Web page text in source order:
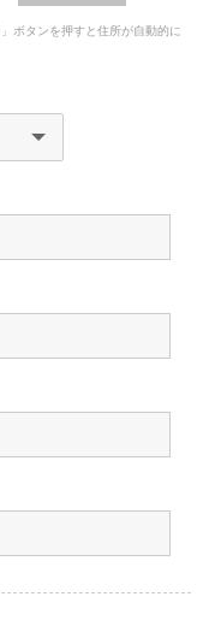
ボタンを押すと住所が自動的に